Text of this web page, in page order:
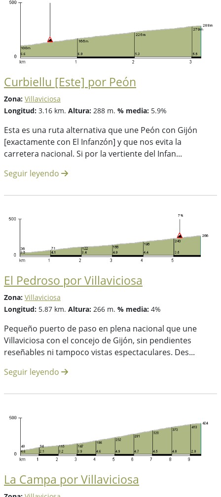
Curbiellu [Este] por Peón
Zona: Villaviciosa
Longitud: 3.16 km. Altura: 288 m. % media: 5.9%
Esta es una ruta alternativa que une Peón con Gijón
[exactamente con El Infanzón] y que nos evita la
carretera nacional. Si por la vertiente del Infan...
Seguir leyendo
El Pedroso por Villaviciosa
Zona: Villaviciosa
Longitud: 5.87 km. Altura: 266 m. % media: 4%
Pequeño puerto de paso en plena nacional que une
Villaviciosa con el concejo de Gijón, sin pendientes
reseñables ni tampoco vistas espectaculares. Des...
Seguir leyendo
La Campa por Villaviciosa